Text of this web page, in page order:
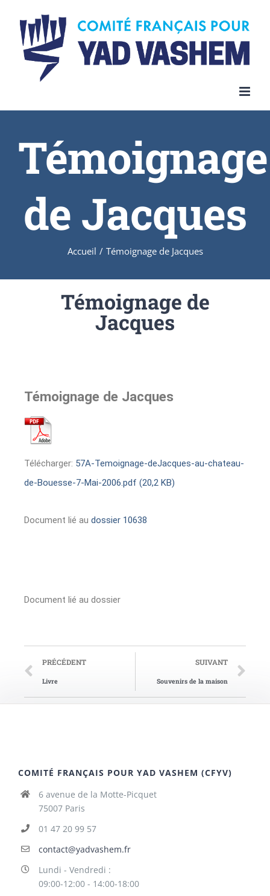
Témoignage
de Jacques
Accueil / Témoignage de Jacques
Témoignage de
Jacques
Témoignage de Jacques
Télécharger: 57A-Temoignage-deJacques-au-chateau-
de-Bouesse-7-Mai-2006.pdf (20,2 KB)
Document lié au dossier 10638
Document lié au dossier
PRÉCÉDENT
Livre
SUIVANT
Souvenirs de la maison
COMITÉ FRANÇAIS POUR YAD VASHEM (CFYV)
6 avenue de la Motte-Picquet
75007 Paris
01 47 20 99 57
contact@yadvashem.fr
Lundi - Vendredi :
09:00-12:00 - 14:00-18:00